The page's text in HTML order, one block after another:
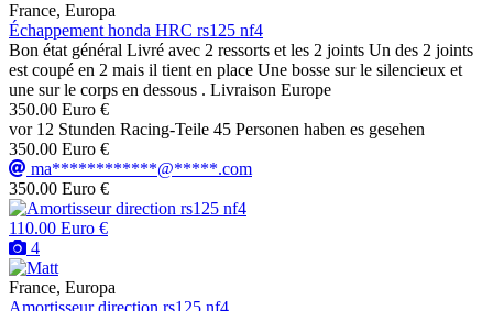
France, Europa
Échappement honda HRC rs125 nf4
Bon état général Livré avec 2 ressorts et les 2 joints Un des 2 joints
est coupé en 2 mais il tient en place Une bosse sur le silencieux et
une sur le corps en dessous . Livraison Europe
350.00 Euro €
vor 12 Stunden Racing-Teile 45 Personen haben es gesehen
350.00 Euro €
ma************@*****.com
350.00 Euro €
110.00 Euro €
4
France, Europa
Amortisseur direction rs125 nf4